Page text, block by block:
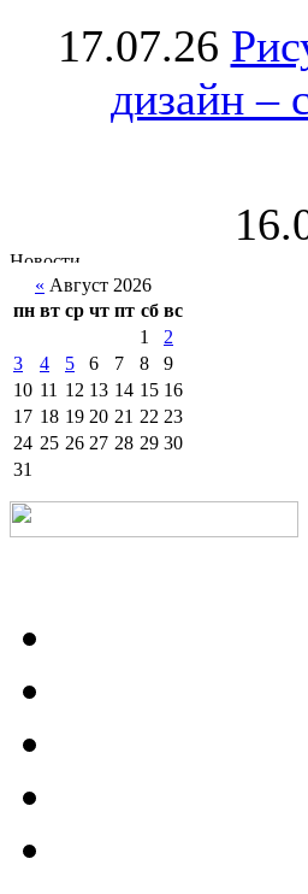
17.07.26
дизайн –
« Август 2026
пн вт ср чт пт сб вс
1
2
3
4 5 6 7 8
9
10 11 12 13 14 15 16
17 18 19 20 21 22 23
24 25 26 27 28 29 30
31